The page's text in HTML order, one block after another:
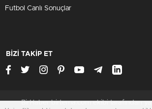
Futbol Canlı Sonuçlar
BİZİ TAKİP ET
BirHaber birtema.com ekibi tarafından